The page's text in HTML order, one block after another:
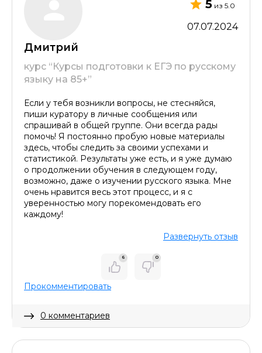
5 из 5.0
07.07.2024
Дмитрий
курс “Курсы подготовки к ЕГЭ по русскому
языку на 85+”
Если у тебя возникли вопросы, не стесняйся,
пиши куратору в личные сообщения или
спрашивай в общей группе. Они всегда рады
помочь! Я постоянно пробую новые материалы
здесь, чтобы следить за своими успехами и
статистикой. Результаты уже есть, и я уже думаю
о продолжении обучения в следующем году,
возможно, даже о изучении русского языка. Мне
очень нравится весь этот процесс, и я с
уверенностью могу порекомендовать его
каждому!
Развернуть отзыв
6 0
Прокомментировать
0 комментариев